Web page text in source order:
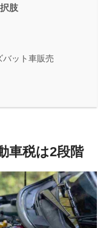
肢
バット車販売
車税は2段階